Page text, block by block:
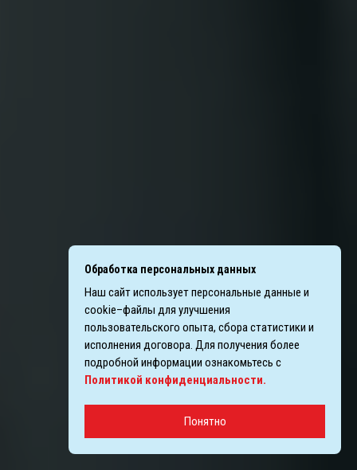
Обработка персональных данных
Наш сайт использует персональные данные и
cookie–файлы для улучшения
пользовательского опыта, сбора статистики и
исполнения договора. Для получения более
подробной информации ознакомьтесь с
Политикой конфиденциальности.
Понятно